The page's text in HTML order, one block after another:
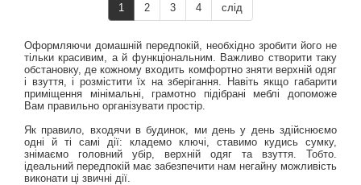
1 2 3 4 слід
Оформляючи домашній передпокій, необхідно зробити його не
тільки красивим, а й функціональним. Важливо створити таку
обстановку, де кожному входить комфортно зняти верхній одяг
і взуття, і розмістити їх на зберігання. Навіть якщо габарити
приміщення мінімальні, грамотно підібрані меблі допоможе
Вам правильно організувати простір.
Як правило, входячи в будинок, ми день у день здійснюємо
одні й ті самі дії: кладемо ключі, ставимо кудись сумку,
знімаємо головний убір, верхній одяг та взуття. Тобто.
ідеальний передпокій має забезпечити нам негайну можливість
виконати ці звичні дії.